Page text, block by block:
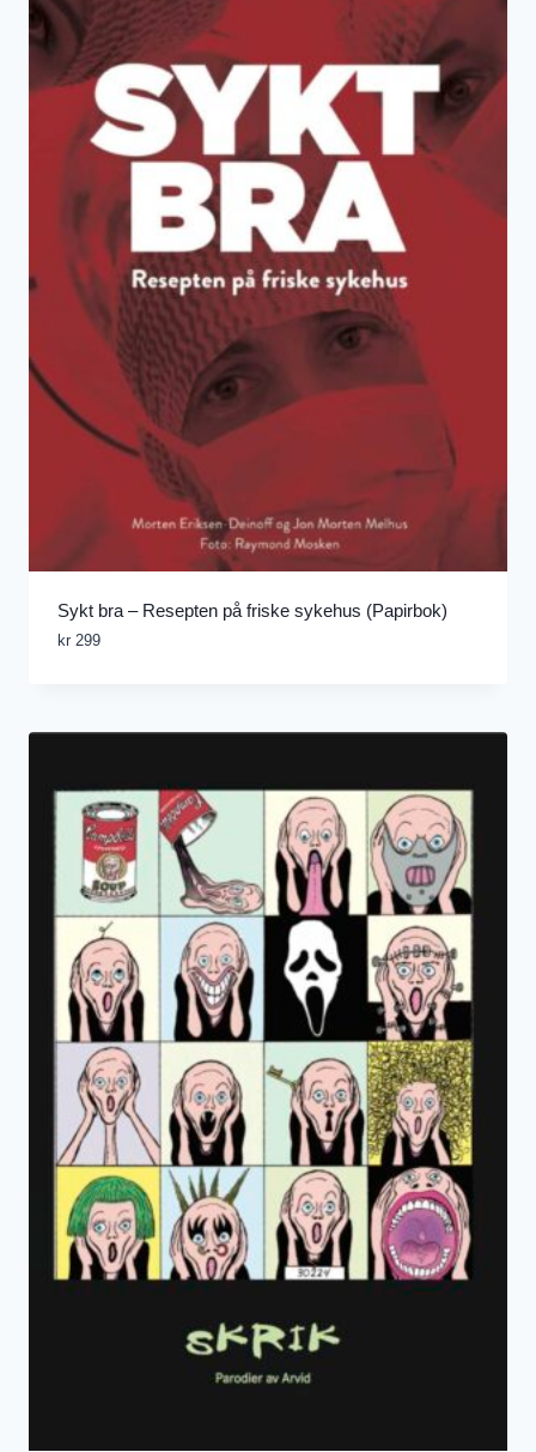
Sykt bra – Resepten på friske sykehus (Papirbok)
kr299